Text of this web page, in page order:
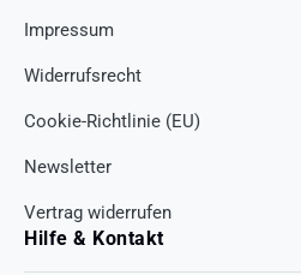
Impressum
Widerrufsrecht
Cookie-Richtlinie (EU)
Newsletter
Vertrag widerrufen
Hilfe & Kontakt